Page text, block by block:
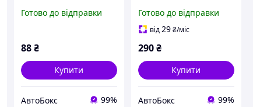
Готово до відправки
88 ₴
Купити
АвтоБокс 99%
Готово до відправки
від 29₴/міс
290₴
Купити
АвтоБокс 99%